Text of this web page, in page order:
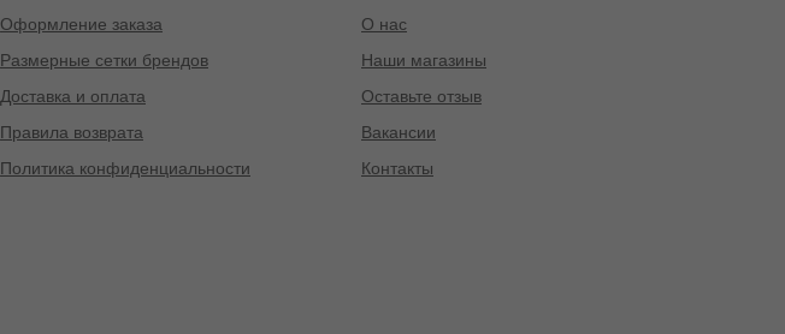
Оформление заказа
Размерные сетки брендов
Доставка и оплата
Правила возврата
Политика конфиденциальности
О нас
Наши магазины
Оставьте отзыв
Вакансии
Контакты